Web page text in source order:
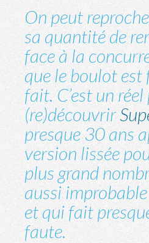
On peut
sa quantité de
face à la
que le boulot
fait. C’est un
(re)découvrir
presque 30 ans
version lissée
plus grand
aussi improbable
et qui fait
faute.